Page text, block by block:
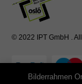
© 2022 IPT GmbH .
Bilderrahmen